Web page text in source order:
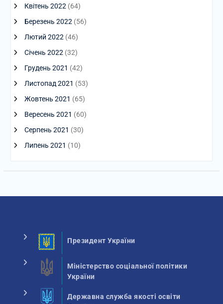
Квітень 2022 (64)
Березень 2022 (56)
Лютий 2022 (46)
Січень 2022 (32)
Грудень 2021 (42)
Листопад 2021 (53)
Жовтень 2021 (65)
Вересень 2021 (60)
Серпень 2021 (30)
Липень 2021 (10)
Президент України
Міністерство соціальної політики
України
Державна служба якості освіти